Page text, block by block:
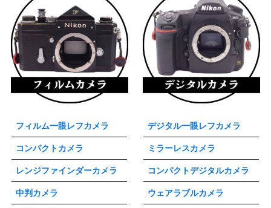
フィルム一眼レフカメラ
コンパクトカメラ
レンジファインダーカメラ
中判カメラ
デジタル一眼レフカメラ
ミラーレスカメラ
コンパクトデジタルカメラ
ウェアラブルカメラ